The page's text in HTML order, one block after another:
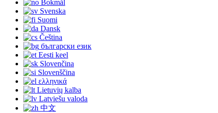
Bokmål
Svenska
Suomi
Dansk
Čeština
български език
Eesti keel
Slovenčina
Slovenščina
ελληνικά
Lietuvių kalba
Latviešu valoda
中文